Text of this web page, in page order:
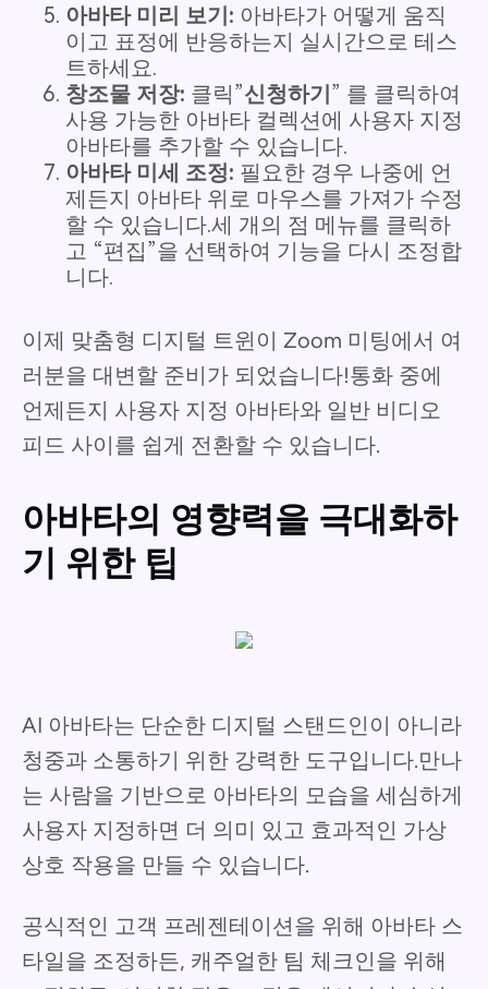
아바타 미리 보기: 아바타가 어떻게 움직
이고 표정에 반응하는지 실시간으로 테스
트하세요.
창조물 저장: 클릭”신청하기” 를 클릭하여
사용 가능한 아바타 컬렉션에 사용자 지정
아바타를 추가할 수 있습니다.
아바타 미세 조정: 필요한 경우 나중에 언
제든지 아바타 위로 마우스를 가져가 수정
할 수 있습니다.세 개의 점 메뉴를 클릭하
고 “편집”을 선택하여 기능을 다시 조정합
니다.
이제 맞춤형 디지털 트윈이 Zoom 미팅에서 여
러분을 대변할 준비가 되었습니다!통화 중에
언제든지 사용자 지정 아바타와 일반 비디오
피드 사이를 쉽게 전환할 수 있습니다.
아바타의 영향력을 극대화하
기 위한 팁
AI 아바타는 단순한 디지털 스탠드인이 아니라
청중과 소통하기 위한 강력한 도구입니다.만나
는 사람을 기반으로 아바타의 모습을 세심하게
사용자 지정하면 더 의미 있고 효과적인 가상
상호 작용을 만들 수 있습니다.
공식적인 고객 프레젠테이션을 위해 아바타 스
타일을 조정하든, 캐주얼한 팀 체크인을 위해